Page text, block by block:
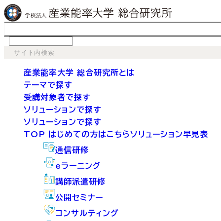
産業能率大学 総合研究所とは
テーマで探す
受講対象者で探す
ソリューションで探す
ソリューションで探す
TOP はじめての方はこちらソリューション早見表
通信研修
eラーニング
講師派遣研修
公開セミナー
コンサルティング